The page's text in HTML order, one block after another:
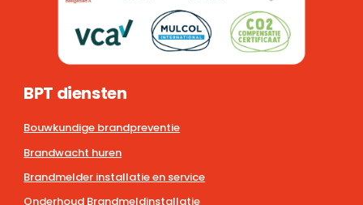
BPT diensten
Bouwkundige brandpreventie
Brandwacht huren
Brandmelder installatie en service
Onderhoud Brandmeldinstallatie